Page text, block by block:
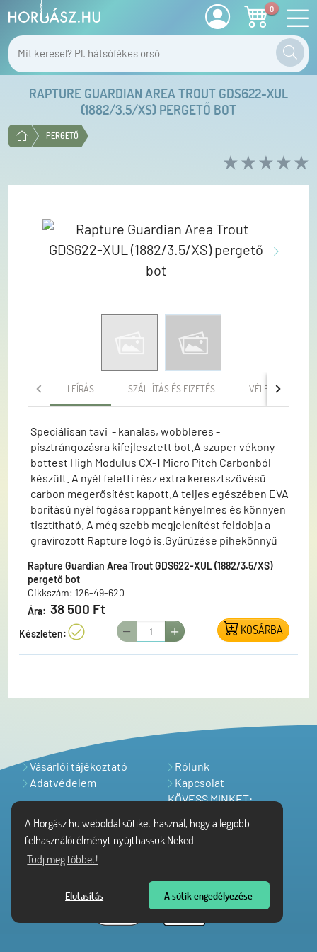
A Horgász.hu weboldal sütiket használ, hogy a legjobb
felhasználói élményt nyújthassuk Neked.
Tudj meg többet!
Elutasítás A sütik engedélyezése
0
RAPTURE GUARDIAN AREA TROUT GDS622-XUL
(1882/3.5/XS) PERGETŐ BOT
PERGETŐ
LEÍRÁS SZÁLLÍTÁS ÉS FIZETÉS VÉLEMÉNYEK
Speciálisan tavi - kanalas, wobbleres -
pisztrángozásra kifejlesztett bot.A szuper vékony
bottest High Modulus CX-1 Micro Pitch Carbonból
készült. A nyél feletti rész extra keresztszövésű
carbon megerősítést kapott.A teljes egészében EVA
borítású nyél fogása roppant kényelmes és könnyen
tisztítható. A még szebb megjelenítést feldobja a
gravírozott Rapture logó is.Gyűrűzése pihekönnyű
fonott zsinórokhoz is.Az gumírozott orsótartó
carbonból készült, ennek köszönhetően kellően
erős, ugyanakkor szinte súlytalan.Mindazoknak
ajánljuk, akik egy jó ár-érték arányú pergető botot
keresnek tavi pisztrángozásra.
Rapture Guardian Area Trout GDS622-XUL (1882/3.5/XS)
pergető bot
Cikkszám: 126-49-620
Ára: 38 500 Ft
Készleten: KOSÁRBA
Vásárlói tájékoztató
Adatvédelem
Rólunk
Kapcsolat
KÖVESS MINKET: